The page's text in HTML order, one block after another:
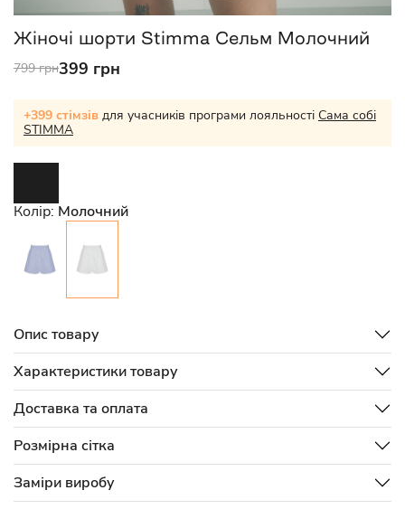
Жіночі шорти Stimma Сельм Молочний
799 грн399 грн
+399 стімзів для учасників програми лояльності Сама собі
STIMMA
Колір: Молочний
Опис товару
Характеристики товару
Доставка та оплата
Розмірна сітка
Заміри виробу